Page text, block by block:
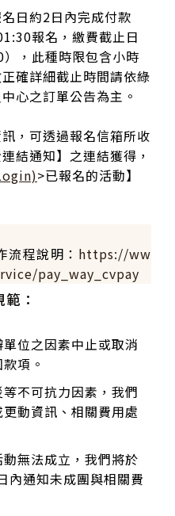
日約2日內完成付款
報名，繳費截止日
，此種時限包含小時
確詳細截止時間請依綠
心之訂單公告為主。
，可透過報名信箱所收
結通知】之連結獲得，
>已報名的活動】
程說明： https://ww
pay_way_cvpay
：
位之因素中止或取消
項。
不可抗力因素，我們
動資訊、相關費用處
無法成立，我們將於
內通知未成團與相關費